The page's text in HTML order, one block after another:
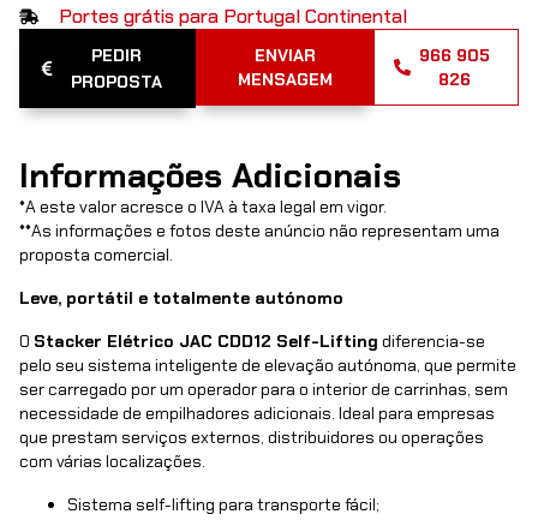
Portes grátis para Portugal Continental
PEDIR
PROPOSTA
ENVIAR
MENSAGEM
966 905
826
Informações Adicionais
*A este valor acresce o IVA à taxa legal em vigor.
**As informações e fotos deste anúncio não representam uma
proposta comercial.
Leve, portátil e totalmente autónomo
O Stacker Elétrico JAC CDD12 Self-Lifting diferencia-se
pelo seu sistema inteligente de elevação autónoma, que permite
ser carregado por um operador para o interior de carrinhas, sem
necessidade de empilhadores adicionais. Ideal para empresas
que prestam serviços externos, distribuidores ou operações
com várias localizações.
Sistema self-lifting para transporte fácil;